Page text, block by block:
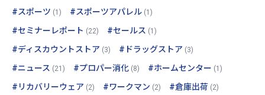
#スポーツ (1) #スポーツアパレル (1)
#セミナーレポート (22) #セールス (1)
#ディスカウントストア (3) #ドラッグストア (3)
#ニュース (21) #プロパー消化 (8) #ホームセンター (1)
#リカバリーウェア (2) #ワークマン (2) #倉庫出荷 (2)